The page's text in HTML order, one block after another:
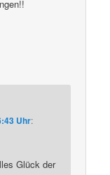
Uhr:
Glück der